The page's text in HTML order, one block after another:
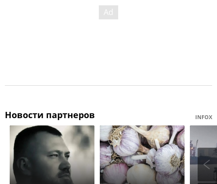
Новости партнеров INFOX